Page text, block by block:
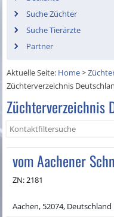
Suche Züchter
Suche Tierärzte
Partner
Aktuelle Seite: Home>
Züchterverzeichnis
Züchterverzeichnis
vom Aachener
ZN: 2181
Aachen, 52074, Deutschland